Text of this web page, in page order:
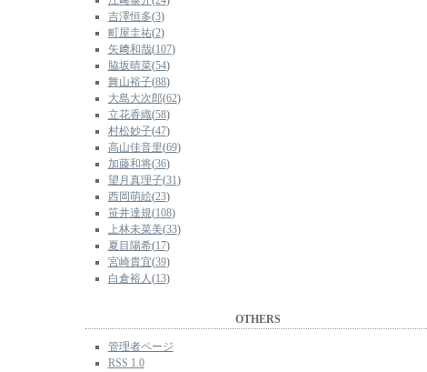
吉澤恒多(3)
町屋圭祐(2)
矢﨑和哉(107)
脇坂晴菜(54)
舞山裕子(88)
大島大次郎(62)
立花香織(58)
村松妙子(47)
高山佳音里(69)
加藤和将(36)
望月真理子(31)
西岡萌絵(23)
笹井達規(108)
上林未菜美(33)
夏目陽希(17)
宮崎貴宜(39)
白倉裕人(13)
OTHERS
管理者ページ
RSS 1.0